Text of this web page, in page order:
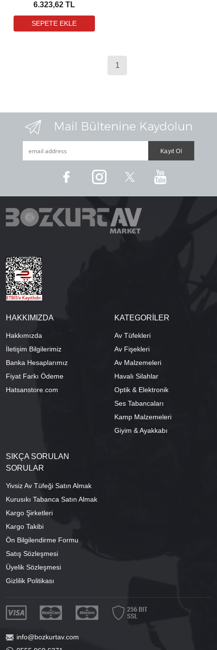
6.323,62 TL
1
HAKKIMIZDA
Hakkımızda
İletişim Bilgilerimiz
Banka Hesaplarımız
Fiyat Farkı Ödeme
Hatsanstore.com
KATEGORİLER
Av Tüfekleri
Av Fişekleri
Av Malzemeleri
Havalı Silahlar
Optik & Elektronik
Ses Tabancaları
Kamp Malzemeleri
Giyim & Ayakkabı
SIKÇA SORULAN
SORULAR
Yivsiz Av Tüfeği Satın Almak
Kurusıkı Tabanca Satın Almak
Kargo Şirketleri
Kargo Takibi
Ön Bilgilendirme Formu
Satış Sözleşmesi
Üyelik Sözleşmesi
Gizlilik Politikası
info@bozkurtav.com